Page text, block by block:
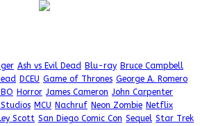
Ash vs Evil Dead Blu-ray Bruce Campbell
DCEU Game of Thrones George A. Romero
Horror James Cameron John Carpenter
MCU Nachruf Neon Zombie Netflix
Scott San Diego Comic Con Sequel Star Trek